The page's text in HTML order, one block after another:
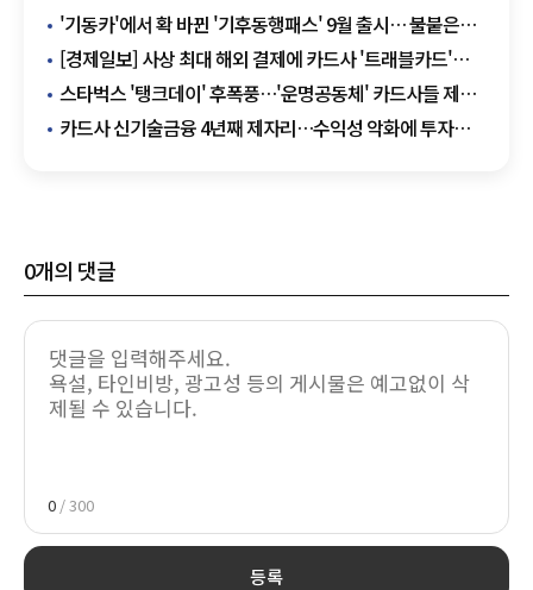
'기동카'에서 확 바뀐 '기후동행패스' 9월 출시… 불붙은
카드사 경쟁
[경제일보] 사상 최대 해외 결제에 카드사 '트래블카드'
전쟁
스타벅스 '탱크데이' 후폭풍…'운명공동체' 카드사들 제휴
리스크
카드사 신기술금융 4년째 제자리…수익성 악화에 투자
0개의 댓글
0 / 300
등록